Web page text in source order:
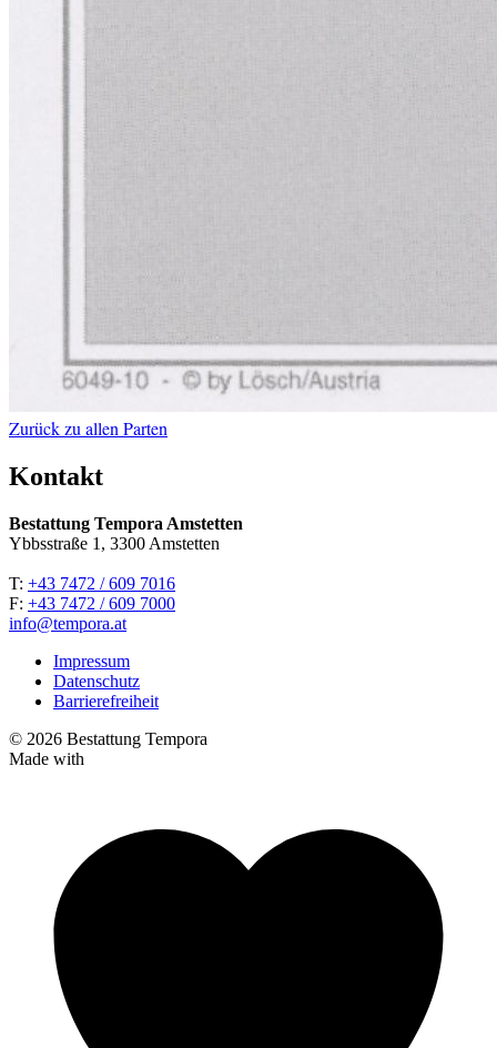
Zurück zu allen Parten
Kontakt
Bestattung Tempora Amstetten
Ybbsstraße 1, 3300 Amstetten
T: +43 7472 / 609 7016
F: +43 7472 / 609 7000
info@tempora.at
Impressum
Datenschutz
Barrierefreiheit
© 2026 Bestattung Tempora
Made with